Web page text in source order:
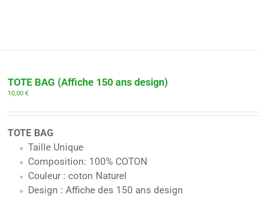
TOTE BAG (Affiche 150 ans design)
10,00€
TOTE BAG
Taille Unique
Composition: 100% COTON
Couleur : coton Naturel
Design : Affiche des 150 ans design